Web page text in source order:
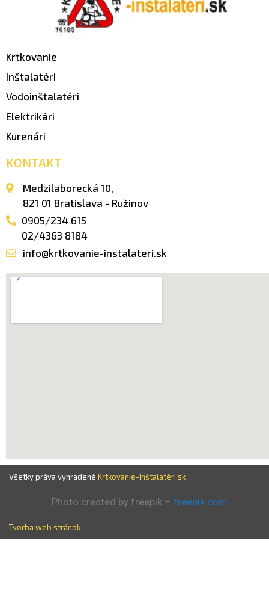
Krtkovanie
Inštalatéri
Vodoinštalatéri
Elektrikári
Kurenári
KONTAKT
Medzilaborecká 10,
821 01 Bratislava - Ružinov
0905/234 615
02/4363 8184
info@krtkovanie-instalateri.sk
Všetky práva vyhradené Krtkovanie-Inštalatéri.sk
Photo created by freepik – freepik.com
Tvorba web stránok